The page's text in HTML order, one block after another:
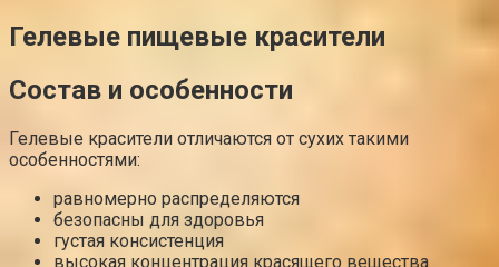
Гелевые пищевые красители
Состав и особенности
Гелевые красители отличаются от сухих такими
особенностями:
равномерно распределяются
безопасны для здоровья
густая консистенция
высокая концентрация красящего вещества